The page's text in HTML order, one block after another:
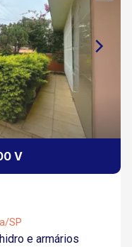
V
SP
e armários